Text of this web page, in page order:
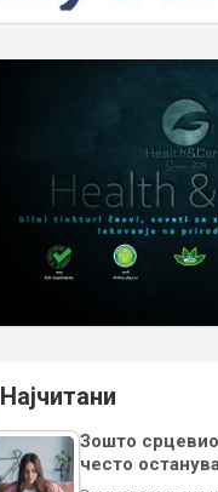
Најчитани
Зошто
често